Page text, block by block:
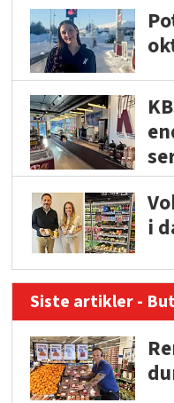
i
Siste artikler -